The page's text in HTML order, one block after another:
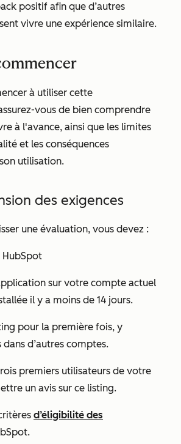
positif afin que d’autres
vivre une expérience similaire.
à utiliser cette
vous de bien comprendre
à l'avance, ainsi que les limites
et les conséquences
utilisation.
des exigences
une évaluation, vous devez :
HubSpot
sur votre compte actuel
il y a moins de 14 jours.
pour la première fois, y
d’autres comptes.
premiers utilisateurs de votre
un avis sur ce listing.
d’éligibilité des